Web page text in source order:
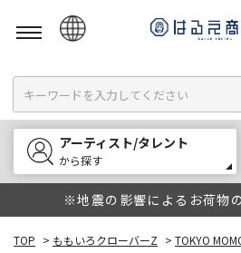
English
한국어
中文
アーティスト/タレント
から探す
※地震の影響によるお荷物
TOP > ももいろクローバーZ > TOKYO